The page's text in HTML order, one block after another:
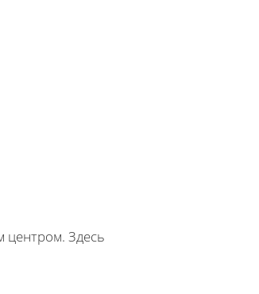
центром. Здесь